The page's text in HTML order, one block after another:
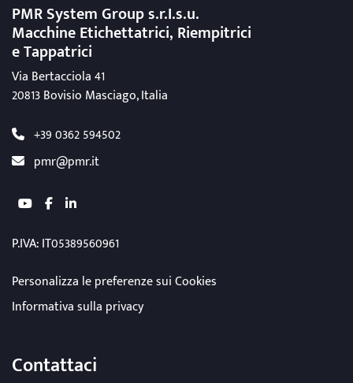
PMR System Group s.r.I.s.u.
Macchine Etichettatrici, Riempitrici
e Tappatrici
Via Bertacciola 41
20813 Bovisio Masciago, Italia
+39 0362 594502
pmr@pmr.it
youtubefacebooklinkedin
P.IVA: IT05389560961
Personalizza le preferenze sui Cookies
Informativa sulla privacy
Contattaci